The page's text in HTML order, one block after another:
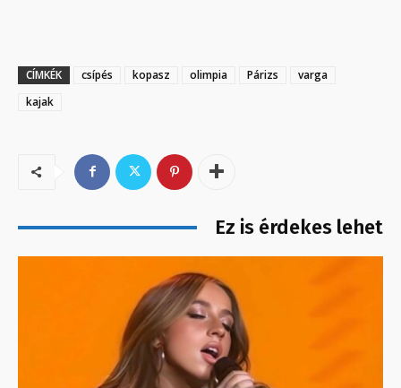
CÍMKÉK csípés kopasz olimpia Párizs
varga
kajak
Ez is érdekes lehet